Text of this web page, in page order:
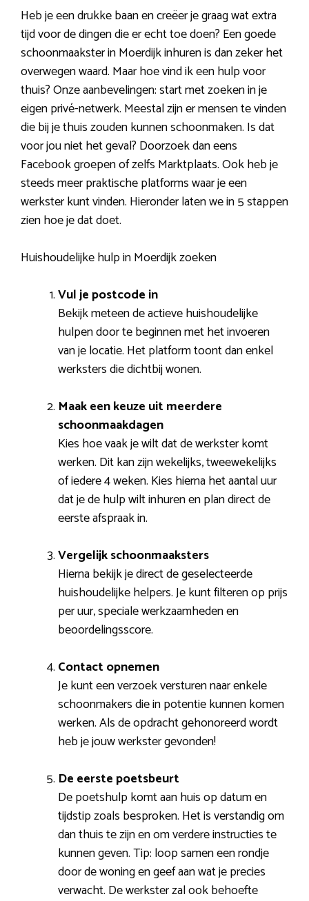
Heb je een drukke baan en creëer je graag wat extra
tijd voor de dingen die er echt toe doen? Een goede
schoonmaakster in Moerdijk inhuren is dan zeker het
overwegen waard. Maar hoe vind ik een hulp voor
thuis? Onze aanbevelingen: start met zoeken in je
eigen privé-netwerk. Meestal zijn er mensen te vinden
die bij je thuis zouden kunnen schoonmaken. Is dat
voor jou niet het geval? Doorzoek dan eens
Facebook groepen of zelfs Marktplaats. Ook heb je
steeds meer praktische platforms waar je een
werkster kunt vinden. Hieronder laten we in 5 stappen
zien hoe je dat doet.
Huishoudelijke hulp in Moerdijk zoeken
Vul je postcode in
Bekijk meteen de actieve huishoudelijke
hulpen door te beginnen met het invoeren
van je locatie. Het platform toont dan enkel
werksters die dichtbij wonen.
Maak een keuze uit meerdere
schoonmaakdagen
Kies hoe vaak je wilt dat de werkster komt
werken. Dit kan zijn wekelijks, tweewekelijks
of iedere 4 weken. Kies hierna het aantal uur
dat je de hulp wilt inhuren en plan direct de
eerste afspraak in.
Vergelijk schoonmaaksters
Hierna bekijk je direct de geselecteerde
huishoudelijke helpers. Je kunt filteren op prijs
per uur, speciale werkzaamheden en
beoordelingsscore.
Contact opnemen
Je kunt een verzoek versturen naar enkele
schoonmakers die in potentie kunnen komen
werken. Als de opdracht gehonoreerd wordt
heb je jouw werkster gevonden!
De eerste poetsbeurt
De poetshulp komt aan huis op datum en
tijdstip zoals besproken. Het is verstandig om
dan thuis te zijn en om verdere instructies te
kunnen geven. Tip: loop samen een rondje
door de woning en geef aan wat je precies
verwacht. De werkster zal ook behoefte